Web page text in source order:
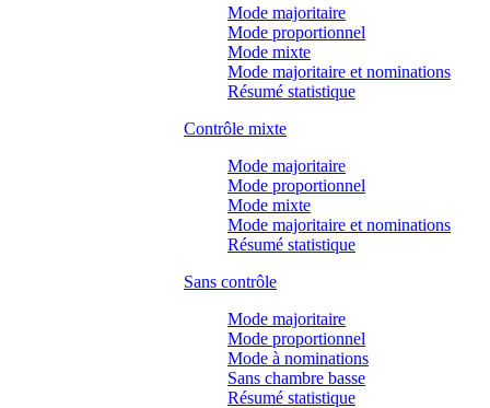
Mode majoritaire
Mode proportionnel
Mode mixte
Mode majoritaire et nominations
Résumé statistique
Contrôle mixte
Mode majoritaire
Mode proportionnel
Mode mixte
Mode majoritaire et nominations
Résumé statistique
Sans contrôle
Mode majoritaire
Mode proportionnel
Mode à nominations
Sans chambre basse
Résumé statistique